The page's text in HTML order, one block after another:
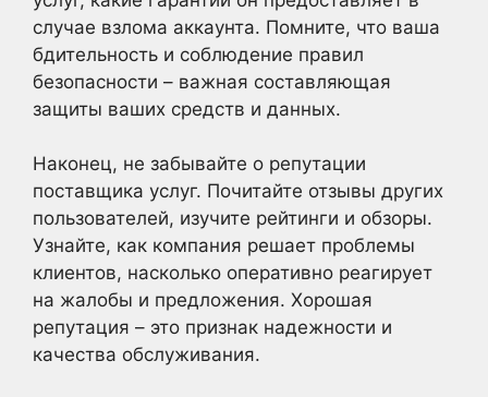
случае взлома аккаунта. Помните, что ваша
бдительность и соблюдение правил
безопасности – важная составляющая
защиты ваших средств и данных.
Наконец, не забывайте о репутации
поставщика услуг. Почитайте отзывы других
пользователей, изучите рейтинги и обзоры.
Узнайте, как компания решает проблемы
клиентов, насколько оперативно реагирует
на жалобы и предложения. Хорошая
репутация – это признак надежности и
качества обслуживания.